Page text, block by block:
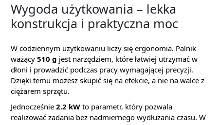
Wygoda użytkowania – lekka
konstrukcja i praktyczna moc
W codziennym użytkowaniu liczy się ergonomia. Palnik
ważący 510 g jest narzędziem, które łatwiej utrzymać w
dłoni i prowadzić podczas pracy wymagającej precyzji.
Dzięki temu możesz skupić się na efekcie, a nie na walce z
ciężarem sprzętu.
Jednocześnie 2.2 kW to parametr, który pozwala
realizować zadania bez nadmiernego wydłużania czasu. W